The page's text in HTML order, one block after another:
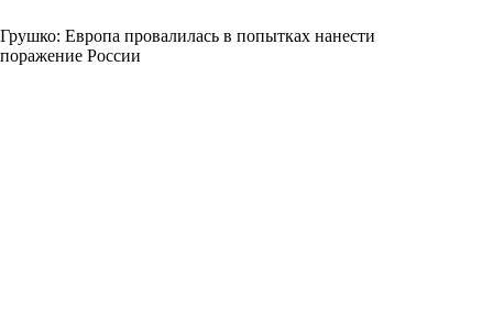
Грушко: Европа провалилась в попытках нанести
поражение России